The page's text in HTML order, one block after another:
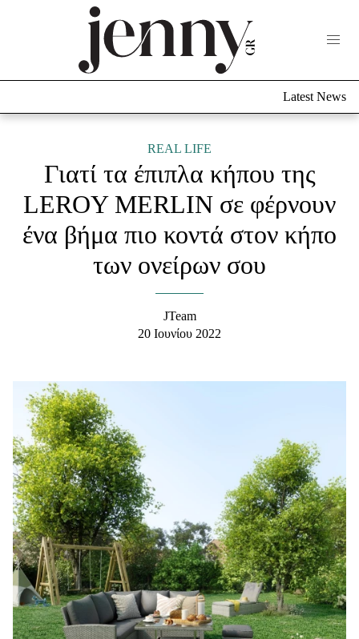
Culture
Fashion
Shopping
Styling Tips
Fashion News
Beauty News
Well being
Ψυχολογία
Υγεία + Διατροφή
Σχέσεις & Σεξ
Fitness
Woman Power
Parenting
Working Girl
Latest News
REAL LIFE
Γιατί τα έπιπλα κήπου της
LEROY MERLIN σε φέρνουν
ένα βήμα πιο κοντά στον κήπο
των ονείρων σου
JTeam
20 Ιουνίου 2022